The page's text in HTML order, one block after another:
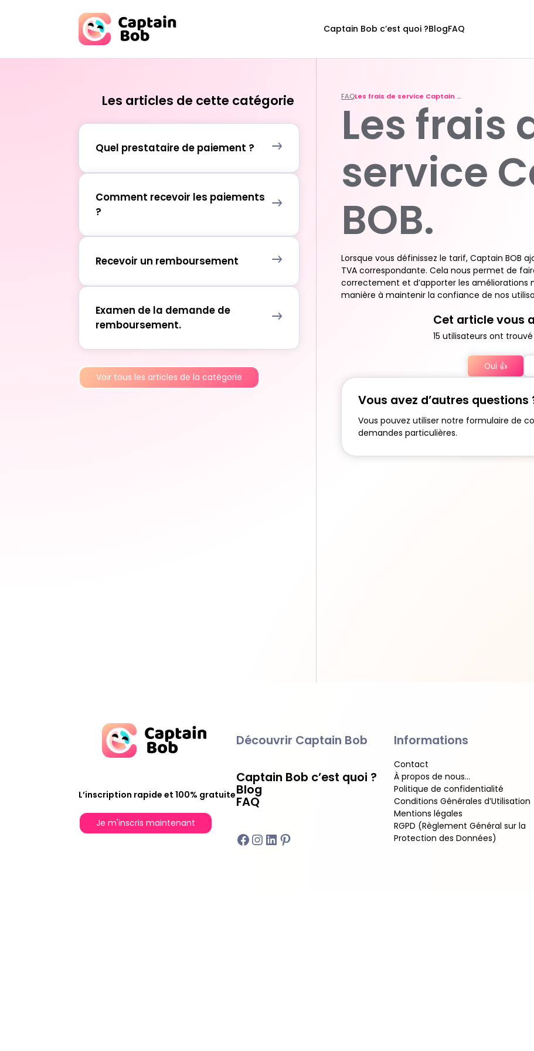
Captain Bob c’est quoi ?BlogFAQ
Les articles de cette catégorie
Quel prestataire de paiement ?
Comment recevoir les paiements
?
Recevoir un remboursement
Examen de la demande de
remboursement.
Voir tous les articles de la catégorie
FAQ Les frais de service Captain BOB.
Les frais
service
BOB.
Lorsque vous définissez le tarif, Captain BOB
TVA correspondante. Cela nous permet de
correctement et d’apporter les améliorations
manière à maintenir la confiance de nos
Cet article vous
15 utilisateurs ont
Oui 👍
Vous avez d’autres questions
Vous pouvez utiliser notre formulaire de
demandes particulières.
L’inscription rapide et 100% gratuite
Je m'inscris maintenant
Découvrir Captain Bob
Captain Bob c’est quoi ?
Blog
FAQ
Facebook InstagramLinkedIn Pinterest
Informations
Contact
À propos de nous…
Politique de confidentialité
Conditions Générales d’Utilisation
Mentions légales
RGPD (Règlement Général sur la
Protection des Données)